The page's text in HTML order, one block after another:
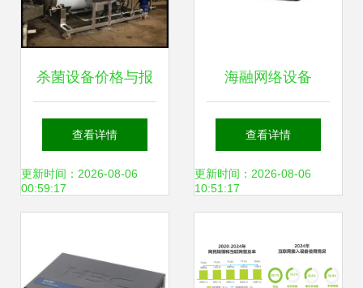
杀菌设备价格与报
价详解 2018年批
发市场趋势及销售
查看详情
更新时间：2026-08-06
00:59:17
海融网络设备
Ni3300上网行为管
理促销热启，企业
查看详情
更新时间：2026-08-06
10:51:17